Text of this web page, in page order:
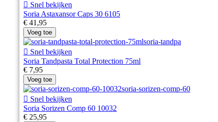
 Snel bekijken
Soria Astaxansor Caps 30 6105
€ 41,95
Voeg toe
 Snel bekijken
Soria Tandpasta Total Protection 75ml
€ 7,95
Voeg toe
 Snel bekijken
Soria Sorizen Comp 60 10032
€ 25,95